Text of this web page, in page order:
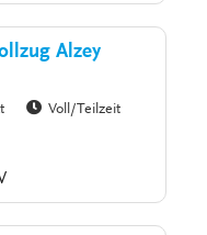
Alzey
Voll/Teilzeit